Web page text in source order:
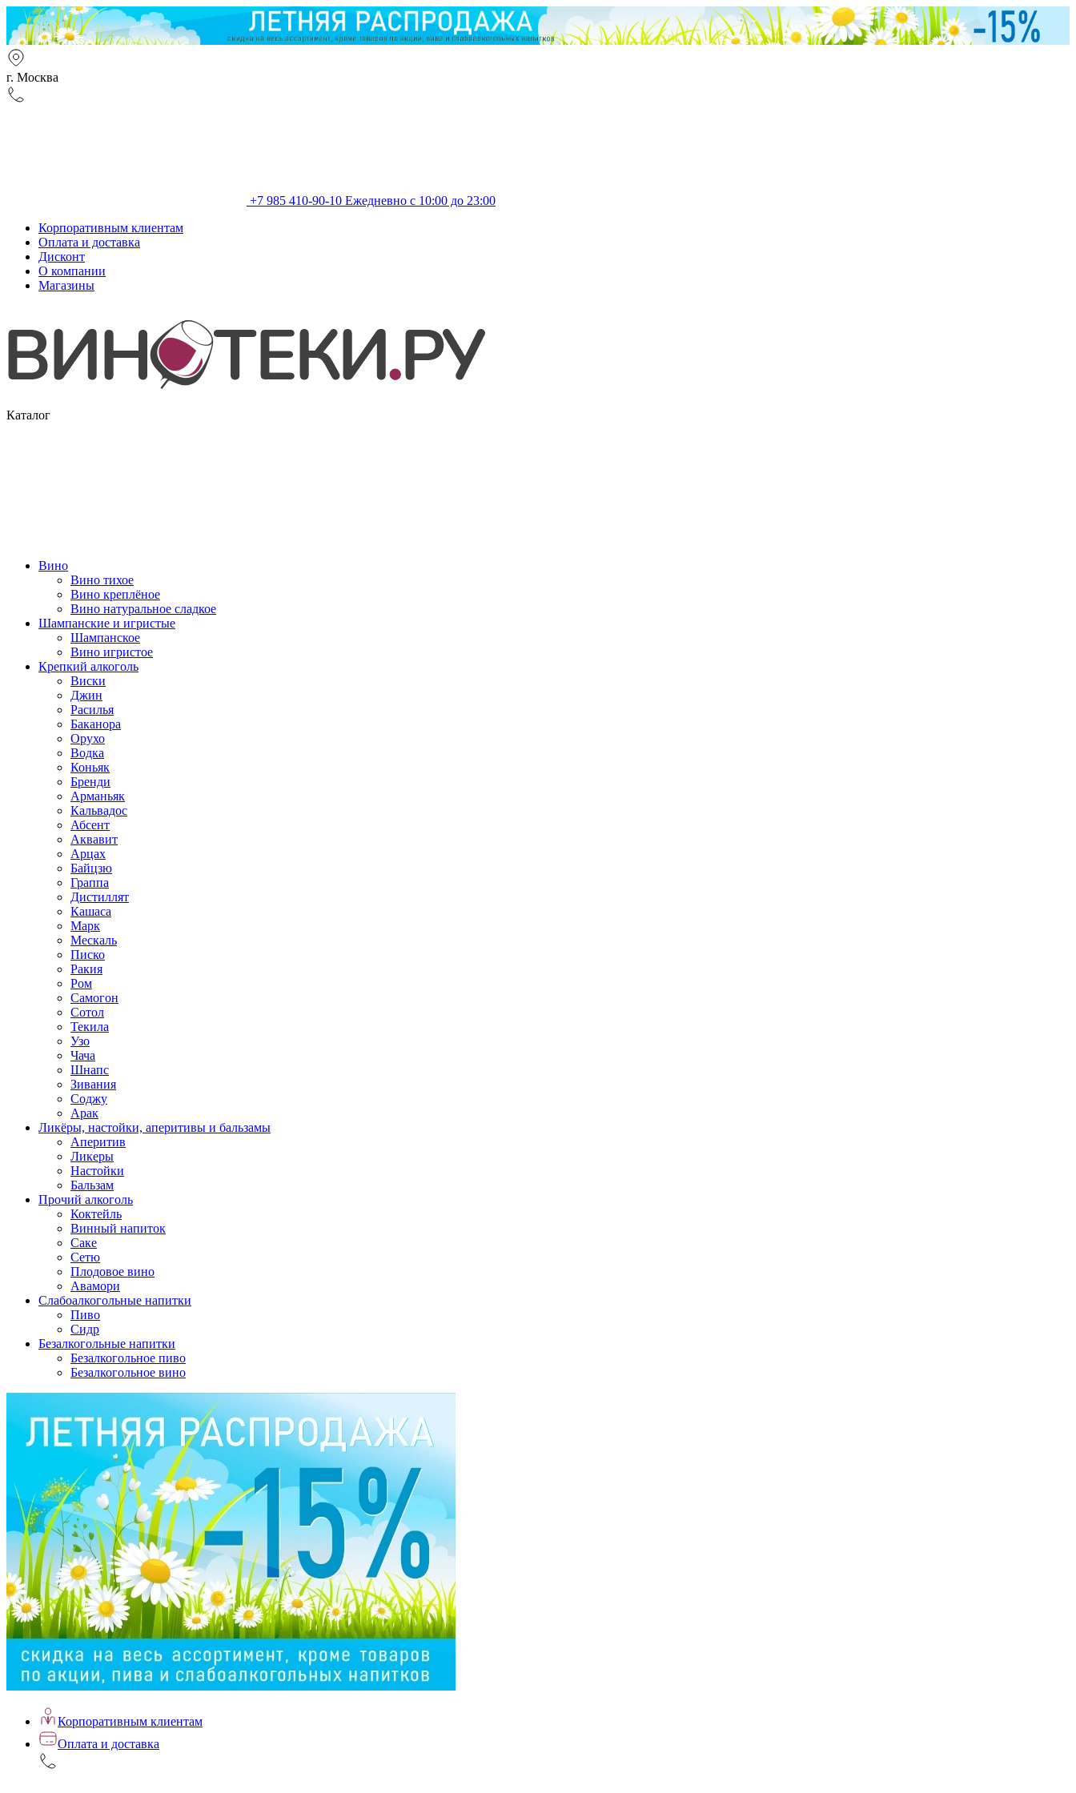
г. Москва
+7 985 410-90-10 Ежедневно с 10:00 до 23:00
Корпоративным клиентам
Оплата и доставка
Дисконт
О компании
Магазины
Каталог
Вино
Вино тихое
Вино креплёное
Вино натуральное сладкое
Шампанские и игристые
Шампанское
Вино игристое
Крепкий алкоголь
Виски
Джин
Расилья
Баканора
Орухо
Водка
Коньяк
Бренди
Арманьяк
Кальвадос
Абсент
Аквавит
Арцах
Байцзю
Граппа
Дистиллят
Кашаса
Марк
Мескаль
Писко
Ракия
Ром
Самогон
Сотол
Текила
Узо
Чача
Шнапс
Зивания
Соджу
Арак
Ликёры, настойки, аперитивы и бальзамы
Аперитив
Ликеры
Настойки
Бальзам
Прочий алкоголь
Коктейль
Винный напиток
Саке
Сетю
Плодовое вино
Авамори
Слабоалкогольные напитки
Пиво
Сидр
Безалкогольные напитки
Безалкогольное пиво
Безалкогольное вино
Корпоративным клиентам
Оплата и доставка